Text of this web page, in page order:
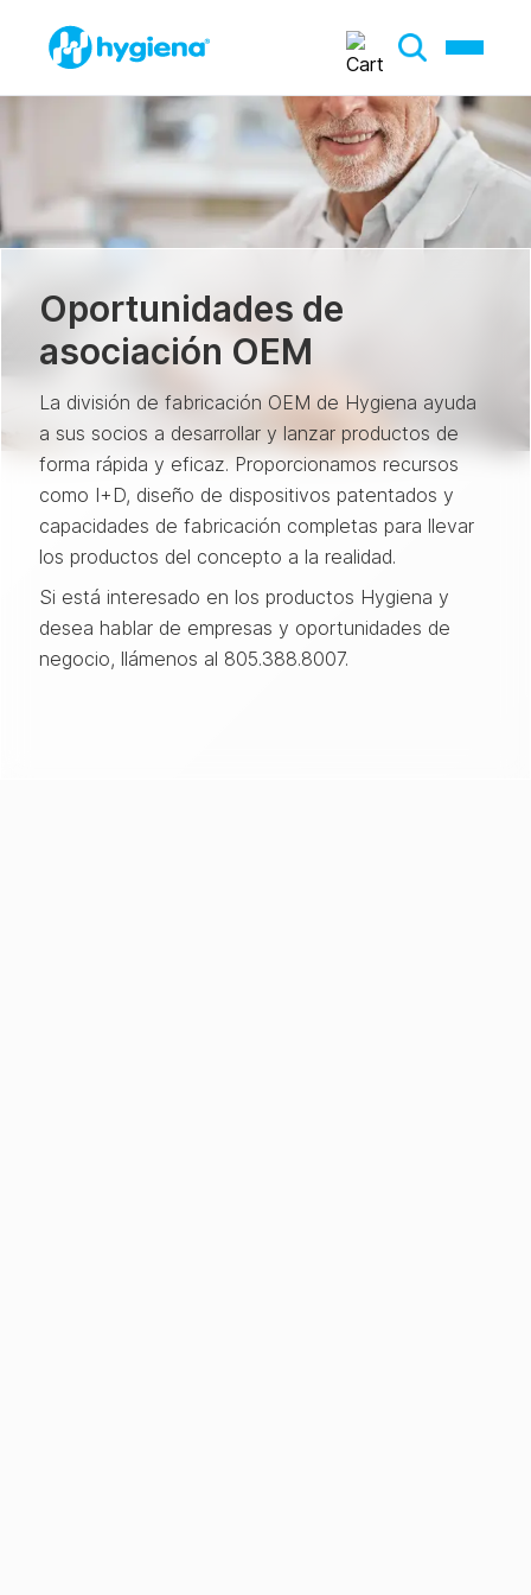
Oportunidades de
asociación OEM
La división de fabricación OEM de Hygiena ayuda
a sus socios a desarrollar y lanzar productos de
forma rápida y eficaz. Proporcionamos recursos
como I+D, diseño de dispositivos patentados y
capacidades de fabricación completas para llevar
los productos del concepto a la realidad.
Si está interesado en los productos Hygiena y
desea hablar de empresas y oportunidades de
negocio, llámenos al 805.388.8007.